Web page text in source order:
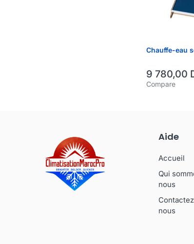
Chauffe-eau
9 780,00
Compare
Aide
Accueil
Qui
nous
Contactez
nous